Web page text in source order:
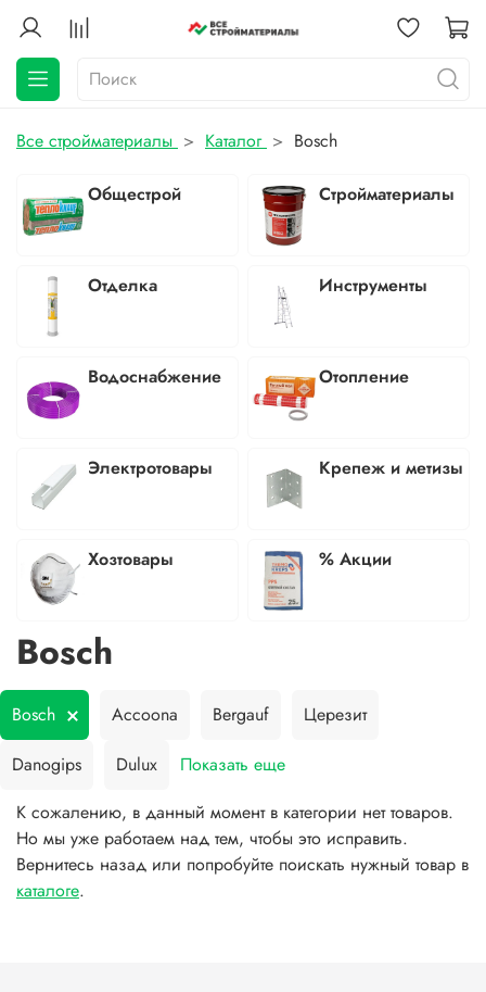
Все стройматериалы Каталог Bosch
Общестрой Стройматериалы
Отделка Инструменты
Водоснабжение Отопление
Электротовары Крепеж и метизы
Хозтовары % Акции
Bosch
Bosch Accoona Bergauf
Церезит
Danogips
Dulux
Показать еще
К сожалению, в данный момент в категории нет товаров.
Но мы уже работаем над тем, чтобы это исправить.
Вернитесь назад или попробуйте поискать нужный товар в
каталоге.